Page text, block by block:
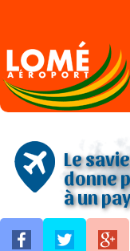
Le
donne
à un